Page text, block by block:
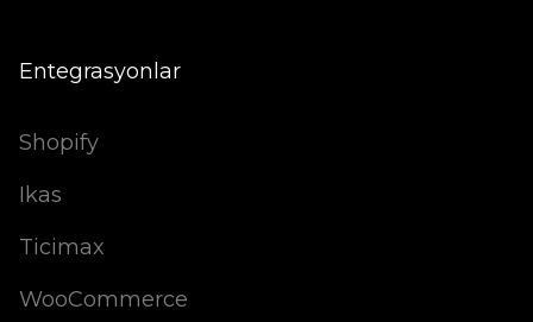
Entegrasyonlar
Shopify
Ikas
Ticimax
WooCommerce